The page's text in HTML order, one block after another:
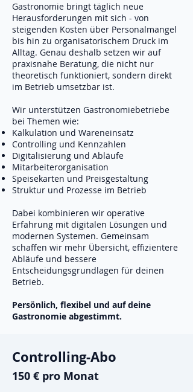
Gastronomie bringt täglich neue
Herausforderungen mit sich - von
steigenden Kosten über Personalmangel
bis hin zu organisatorischem Druck im
Alltag. Genau deshalb setzen wir auf
praxisnahe Beratung, die nicht nur
theoretisch funktioniert, sondern direkt
im Betrieb umsetzbar ist.
Wir unterstützen Gastronomiebetriebe
bei Themen wie:
Kalkulation und Wareneinsatz
Controlling und Kennzahlen
Digitalisierung und Abläufe
Mitarbeiterorganisation
Speisekarten und Preisgestaltung
Struktur und Prozesse im Betrieb
Dabei kombinieren wir operative
Erfahrung mit digitalen Lösungen und
modernen Systemen. Gemeinsam
schaffen wir mehr Übersicht, effizientere
Abläufe und bessere
Entscheidungsgrundlagen für deinen
Betrieb.
Persönlich, flexibel und auf deine
Gastronomie abgestimmt.
Controlling-Abo
150 € pro Monat